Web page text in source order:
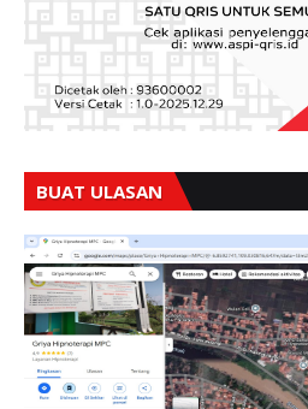
BUAT ULASAN